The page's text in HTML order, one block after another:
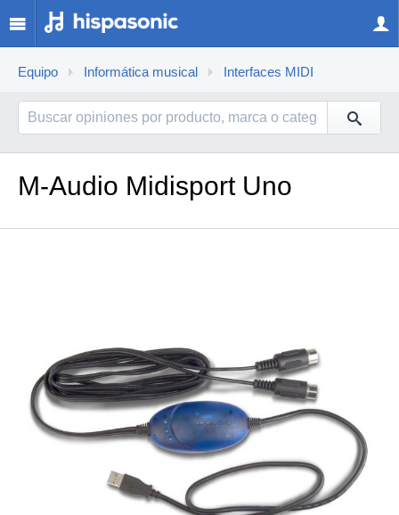
Equipo Informática musical Interfaces MIDI
M-Audio Midisport Uno